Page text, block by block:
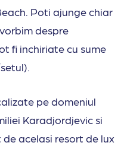
Poti ajunge chiar
despre
fi inchiriate cu sume
pe domeniul
Karadjordjevic si
acelasi resort de lux